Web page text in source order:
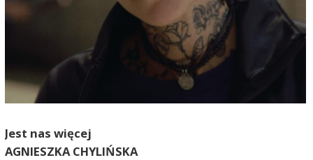
Jest nas więcej
AGNIESZKA CHYLIŃSKA